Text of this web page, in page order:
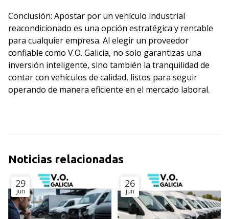
Conclusión: Apostar por un vehículo industrial
reacondicionado es una opción estratégica y rentable
para cualquier empresa. Al elegir un proveedor
confiable como V.O. Galicia, no solo garantizas una
inversión inteligente, sino también la tranquilidad de
contar con vehículos de calidad, listos para seguir
operando de manera eficiente en el mercado laboral.
Noticias relacionadas
29
jun
26
jun